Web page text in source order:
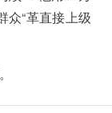
众“革直接上级